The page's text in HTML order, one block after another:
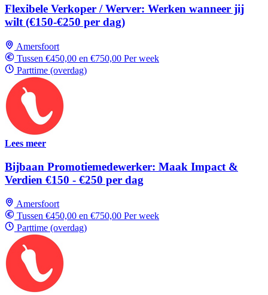
Flexibele Verkoper / Werver: Werken wanneer jij
wilt (€150-€250 per dag)
Amersfoort
Tussen €450,00 en €750,00 Per week
Parttime (overdag)
Lees meer
Bijbaan Promotiemedewerker: Maak Impact &
Verdien €150 - €250 per dag
Amersfoort
Tussen €450,00 en €750,00 Per week
Parttime (overdag)